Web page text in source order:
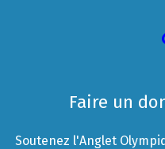
Faire un
Soutenez l'Anglet